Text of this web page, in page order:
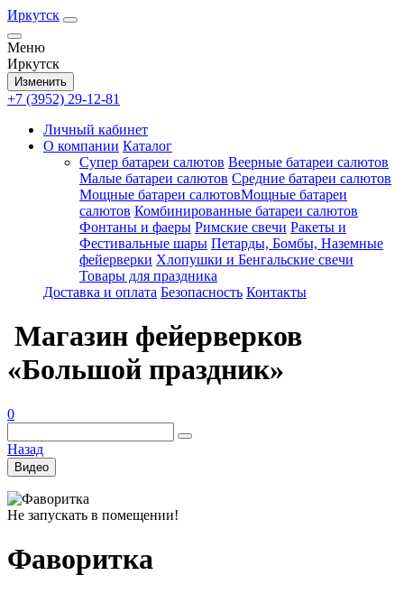
Иркутск
Меню
Иркутск
Изменить
+7 (3952) 29-12-81
Личный кабинет
О компании Каталог
Супер батареи салютов Веерные батареи салютов
Малые батареи салютов Средние батареи салютов
Мощные батареи салютовМощные батареи
салютов Комбинированные батареи салютов
Фонтаны и фаеры Римские свечи Ракеты и
Фестивальные шары Петарды, Бомбы, Наземные
фейерверки Хлопушки и Бенгальские свечи
Товары для праздника
Доставка и оплата Безопасность Контакты
Магазин фейерверков
«Большой праздник»
0
Назад
Видео
Не запускать в помещении!
Фаворитка